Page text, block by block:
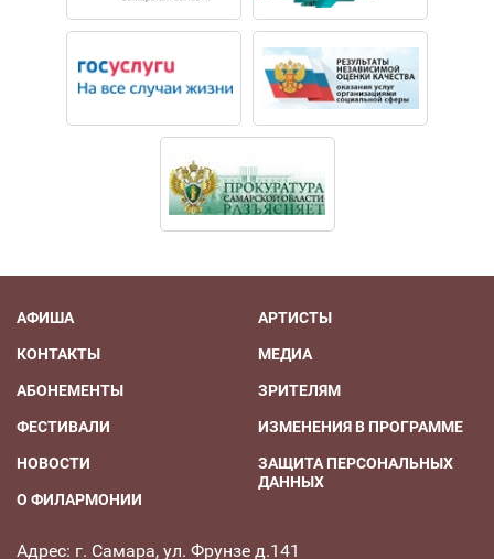
Молодежная премия «Триумф» (2009)
Премия им. Олега Янковского «Творческое открытие
Национальная оперная премия «Онегин» в номинации
Заслуженный артист России (2023)
АФИША
КОНТАКТЫ
АБОНЕМЕНТЫ
ФЕСТИВАЛИ
НОВОСТИ
О ФИЛАРМОНИИ
АРТИСТЫ
МЕДИА
ЗРИТЕЛЯМ
ИЗМЕНЕНИЯ В ПРОГРАММЕ
ЗАЩИТА ПЕРСОНАЛЬНЫХ
ДАННЫХ
Адрес: г. Самара, ул. Фрунзе д.141